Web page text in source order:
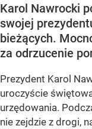
Karol Nawrocki
swojej
bieżących.
za odrzucenie
Prezydent Karol
uroczyście
urzędowania.
nie zejdzie z drogi,